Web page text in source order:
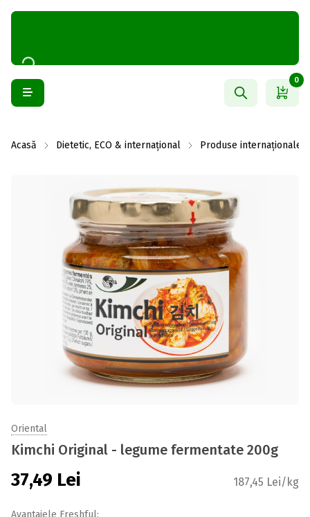
0
Acasă Dietetic, ECO & internațional Produse internaționale
Oriental
Kimchi Original - legume fermentate 200g
37,49 Lei 187,45 Lei/kg
Avantajele Freshful: